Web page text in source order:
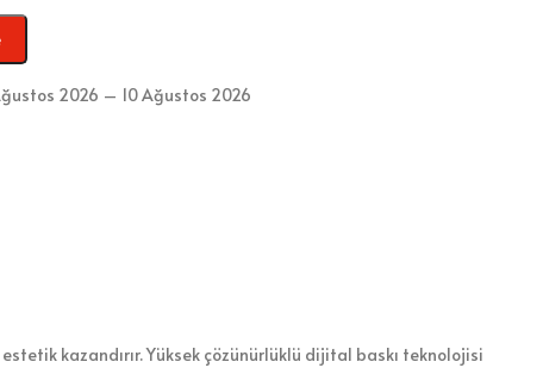
2026 – 10 Ağustos 2026
kazandırır. Yüksek çözünürlüklü dijital baskı teknolojisi